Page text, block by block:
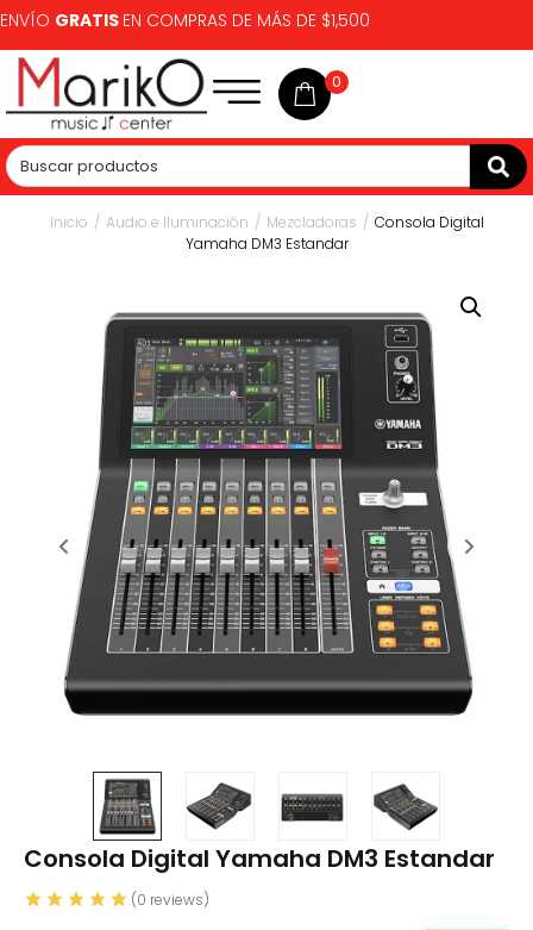
ENVÍO GRATIS EN COMPRAS DE MÁS DE $1,500
0
Inicio / Audio e Iluminación / Mezcladoras / Consola Digital
Yamaha DM3 Estandar
Consola Digital Yamaha DM3 Estandar
(0 reviews)